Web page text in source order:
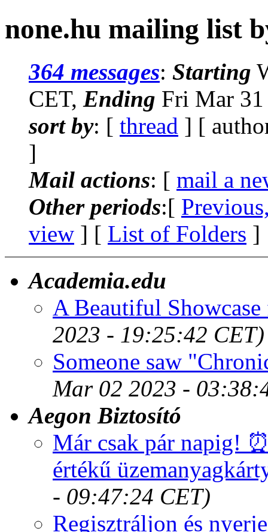
none.hu mailing list
364 messages: Starting
CET, Ending Fri Mar
sort by: [ thread ] [
]
Mail actions: [ mail a
Other periods:[
view ] [ List of Folders ]
Academia.edu
A Beautiful
2023 - 19:25:42 CET)
Someone saw
Mar 02 2023 -
Aegon Biztosító
Már csak pár napig!
értékű
- 09:47:24 CET)
Regisztráljon és